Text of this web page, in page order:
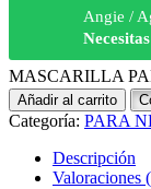
Angie /
MASCARILLA
Añadir al carrito
Categoría: PARA
Descripción
Valoraciones